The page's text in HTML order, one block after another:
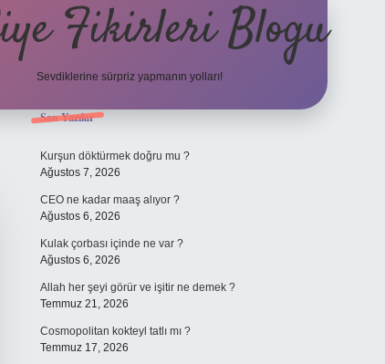
Fikirleri Blogu
Sevdiklerine sürpriz yapmanın yolları!
Sidebar
Son Yazılar
Kurşun döktürmek doğru mu ?
Ağustos 7, 2026
CEO ne kadar maaş alıyor ?
Ağustos 6, 2026
Kulak çorbası içinde ne var ?
Ağustos 6, 2026
Allah her şeyi görür ve işitir ne demek ?
Temmuz 21, 2026
Cosmopolitan kokteyl tatlı mı ?
Temmuz 17, 2026